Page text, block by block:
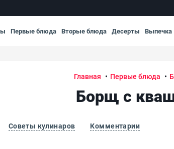
Первые блюда Вторые блюда Десерты Выпечка
Главная Первые блюда
Борщ с
Советы кулинаров Комментарии